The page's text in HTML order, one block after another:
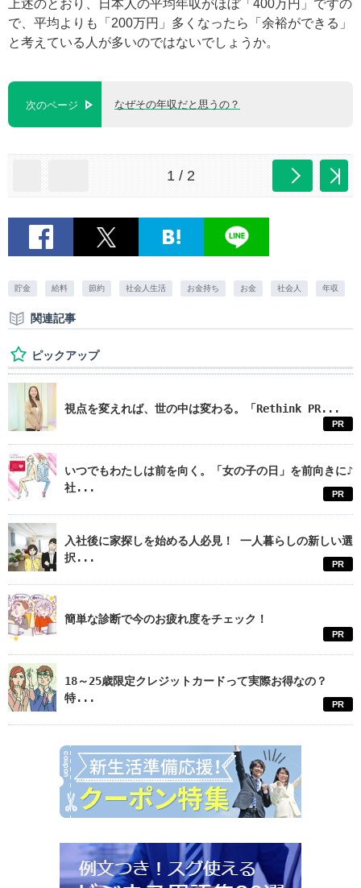
上述のとおり、日本人の平均年収がほぼ「400万円」ですの
で、平均よりも「200万円」多くなったら「余裕ができる」
と考えている人が多いのではないでしょうか。
次のページ なぜその年収だと思うの？
1 / 2
貯金 給料 節約 社会人生活 お金持ち お金 社会人 年収
関連記事
ピックアップ
視点を変えれば、世の中は変わる。「Rethink PR...
PR
いつでもわたしは前を向く。「女の子の日」を前向きに♪
社...
PR
入社後に家探しを始める人必見！ 一人暮らしの新しい選
択...
PR
簡単な診断で今のお疲れ度をチェック！
PR
18～25歳限定クレジットカードって実際お得なの？
特...
PR